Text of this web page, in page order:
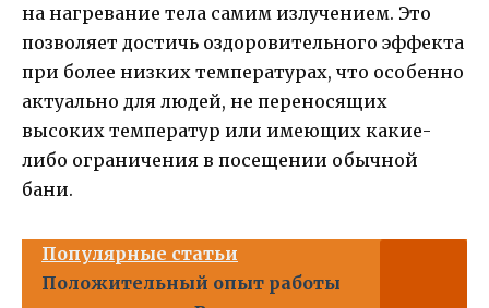
на нагревание тела самим излучением. Это
позволяет достичь оздоровительного эффекта
при более низких температурах, что особенно
актуально для людей, не переносящих
высоких температур или имеющих какие-
либо ограничения в посещении обычной
бани.
Популярные статьи
Положительный опыт работы